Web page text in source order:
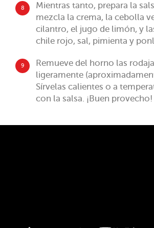
8
Mientras tanto, prepara la
mezcla la crema, la cebolla
cilantro, el jugo de limón, y
chile rojo, sal, pimienta y
9
Remueve del horno las
ligeramente
Sírvelas calientes o a
con la salsa. ¡Buen provecho!